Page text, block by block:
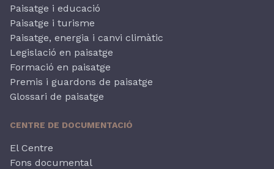
Paisatge i educació
Paisatge i turisme
Paisatge, energia i canvi climàtic
Legislació en paisatge
Formació en paisatge
Premis i guardons de paisatge
Glossari de paisatge
CENTRE DE DOCUMENTACIÓ
El Centre
Fons documental